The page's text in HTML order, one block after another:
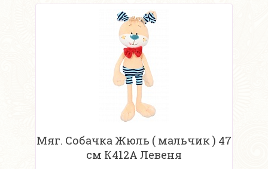
Мяг. Собачка Жюль ( мальчик ) 47
см К412А Левеня